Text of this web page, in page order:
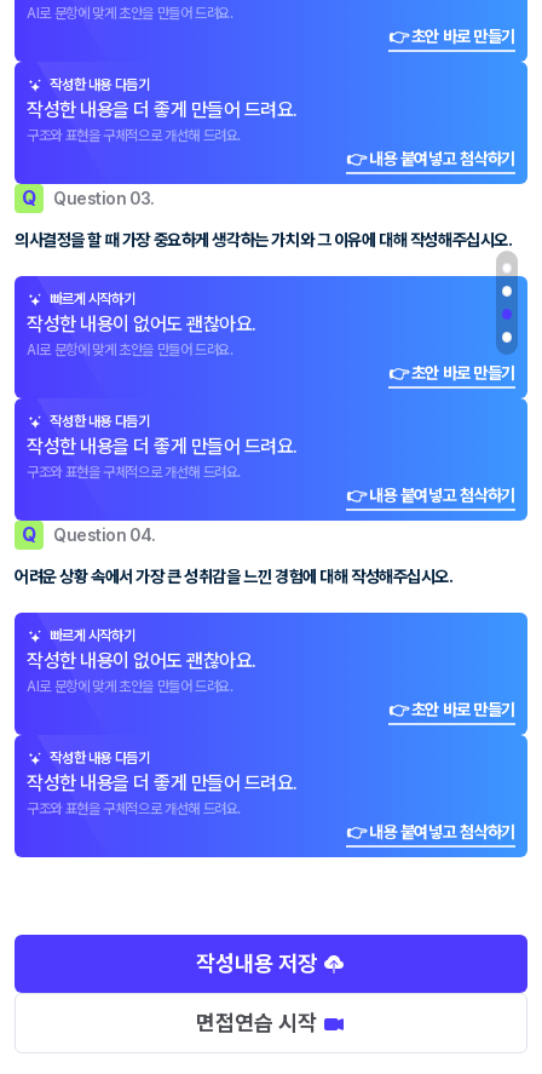
AI로 문항에 맞게 초안을 만들어 드려요.
👉 초안 바로 만들기
작성한 내용 다듬기
작성한 내용을 더 좋게 만들어 드려요.
구조와 표현을 구체적으로 개선해 드려요.
👉 내용 붙여넣고 첨삭하기
Q Question 03.
의사결정을 할 때 가장 중요하게 생각하는 가치와 그 이유에 대해 작성해주십시오.
빠르게 시작하기
작성한 내용이 없어도 괜찮아요.
AI로 문항에 맞게 초안을 만들어 드려요.
👉 초안 바로 만들기
작성한 내용 다듬기
작성한 내용을 더 좋게 만들어 드려요.
구조와 표현을 구체적으로 개선해 드려요.
👉 내용 붙여넣고 첨삭하기
Q Question 04.
어려운 상황 속에서 가장 큰 성취감을 느낀 경험에 대해 작성해주십시오.
빠르게 시작하기
작성한 내용이 없어도 괜찮아요.
AI로 문항에 맞게 초안을 만들어 드려요.
👉 초안 바로 만들기
작성한 내용 다듬기
작성한 내용을 더 좋게 만들어 드려요.
구조와 표현을 구체적으로 개선해 드려요.
👉 내용 붙여넣고 첨삭하기
작성내용 저장
면접연습 시작